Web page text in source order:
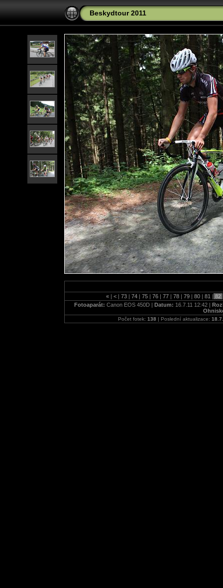
Beskydtour 2011
« | < | 73 | 74 | 75 | 76 | 77 | 78 | 79 | 80 | 81 | 82
Fotoaparát: Canon EOS 450D | Datum: 16.7.11 12:42 |
Počet fotek: 138 | Poslední aktualizace: